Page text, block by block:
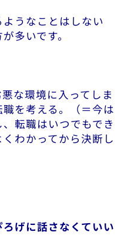
うなことはしない
多いです。
な環境に入ってしま
を考える。（＝今は
転職はいつでもでき
わかってから決断し
げに話さなくていい